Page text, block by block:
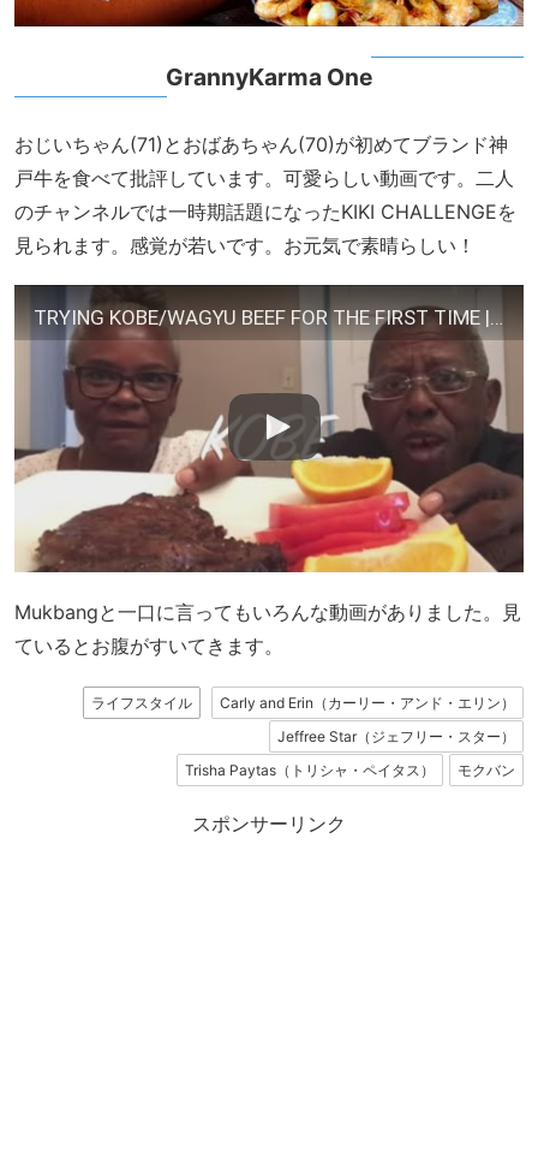
GrannyKarma One
おじいちゃん(71)とおばあちゃん(70)が初めてブランド神
戸牛を食べて批評しています。可愛らしい動画です。二人
のチャンネルでは一時期話題になったKIKI CHALLENGEを
見られます。感覚が若いです。お元気で素晴らしい！
TRYING KOBE/WAGYU BEEF FOR THE FIRST TIME | KOBE RIBEYE STEAK $34.98/LB IS IT WORTH THE PRICE ?
Mukbangと一口に言ってもいろんな動画がありました。見
ているとお腹がすいてきます。
ライフスタイル
Carly and Erin（カーリー・アンド・エリン）
Jeffree Star（ジェフリー・スター）
Trisha Paytas（トリシャ・ペイタス）
モクバン
スポンサーリンク